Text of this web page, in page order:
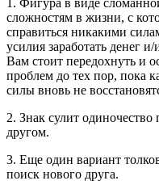
1. Фигура в виде
сложностям в жизни, с
справиться никакими
усилия заработать денег
Вам стоит передохнуть и
проблем до тех пор, пока
силы вновь не
2. Знак сулит
другом.
3. Еще один вариант
поиск нового друга.